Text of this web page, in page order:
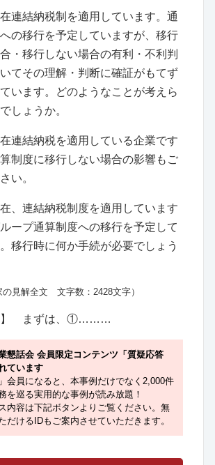
結納税制を適用しています。通
の移行を予定していますが、移行
・移行しない場合の有利・不利判
てその理解・判断に確証がもてず
います。どのようなことが考えら
しょうか。
結納税を適用している企業です
制度に移行しない場合の影響もご
い。
連結納税制度を適用しています
ープ通算制度への移行を予定して
移行時に何か手続が必要でしょう
の見解全文 文字数：2428文字）
まずは、①………
懇話会 会員限定コンテンツ「質疑応答
ています
会員になると、本事例だけでなく2,000件
を巡る実用的な事例が読み放題！
内容は下記ボタンよりご覧ください。無
だけるIDもご案内させていただきます。